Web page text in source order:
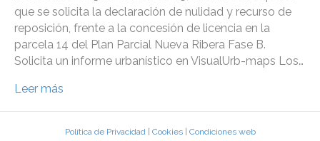
que se solicita la declaración de nulidad y recurso de
reposición, frente a la concesión de licencia en la
parcela 14 del Plan Parcial Nueva Ribera Fase B.
Solicita un informe urbanístico en VisualUrb-maps Los…
Leer más
Política de Privacidad| Cookies| Condiciones web